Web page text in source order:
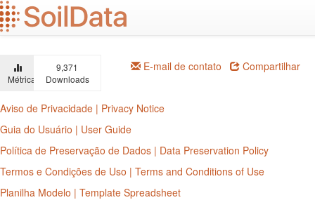
Ir
para
o
principal
Métricas
9,371
Downloads
E-mail de contato Compartilhar
Aviso de Privacidade | Privacy Notice
Guia do Usuário | User Guide
Política de Preservação de Dados | Data Preservation Policy
Termos e Condições de Uso | Terms and Conditions of Use
Planilha Modelo | Template Spreadsheet